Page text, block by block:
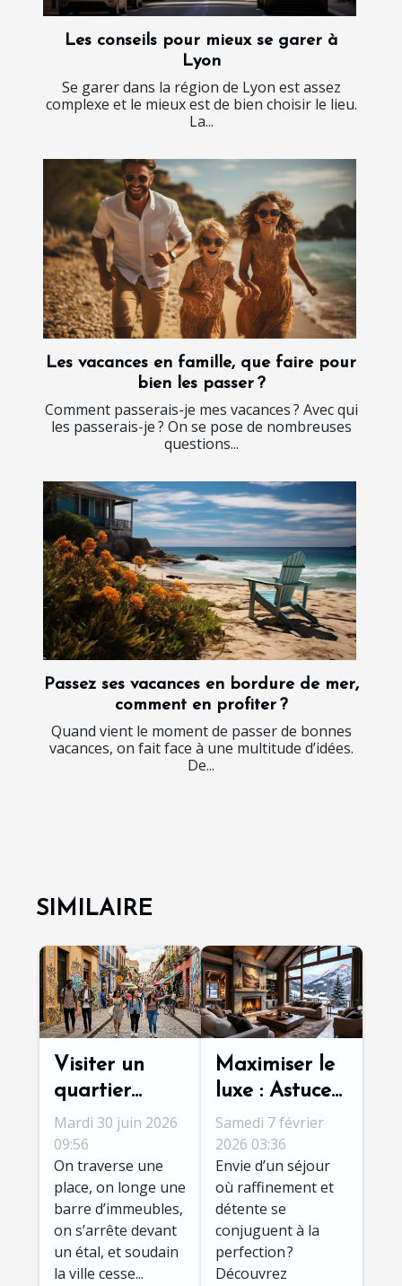
Les conseils pour mieux se garer à
Lyon
Se garer dans la région de Lyon est assez
complexe et le mieux est de bien choisir le lieu.
La...
Les vacances en famille, que faire pour
bien les passer ?
Comment passerais-je mes vacances ? Avec qui
les passerais-je ? On se pose de nombreuses
questions...
Passez ses vacances en bordure de mer,
comment en profiter ?
Quand vient le moment de passer de bonnes
vacances, on fait face à une multitude d’idées.
De...
SIMILAIRE
Visiter un
quartier
populaire
change-t-il
votre
perception de
la ville ?
Mardi 30 juin 2026
09:56
On traverse une
place, on longe une
barre d’immeubles,
on s’arrête devant
un étal, et soudain
la ville cesse...
Maximiser le
luxe : Astuces
pour un
séjour
inoubliable en
chalet haut
de gamme
Samedi 7 février
2026 03:36
Envie d’un séjour
où raffinement et
détente se
conjuguent à la
perfection ?
Découvrez